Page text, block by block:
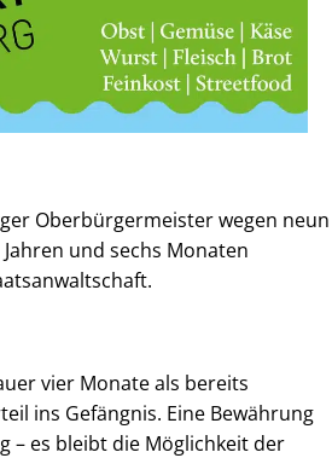
Oberbürgermeister wegen neun
und sechs Monaten
vier Monate als bereits
ins Gefängnis. Eine Bewährung
– es bleibt die Möglichkeit der